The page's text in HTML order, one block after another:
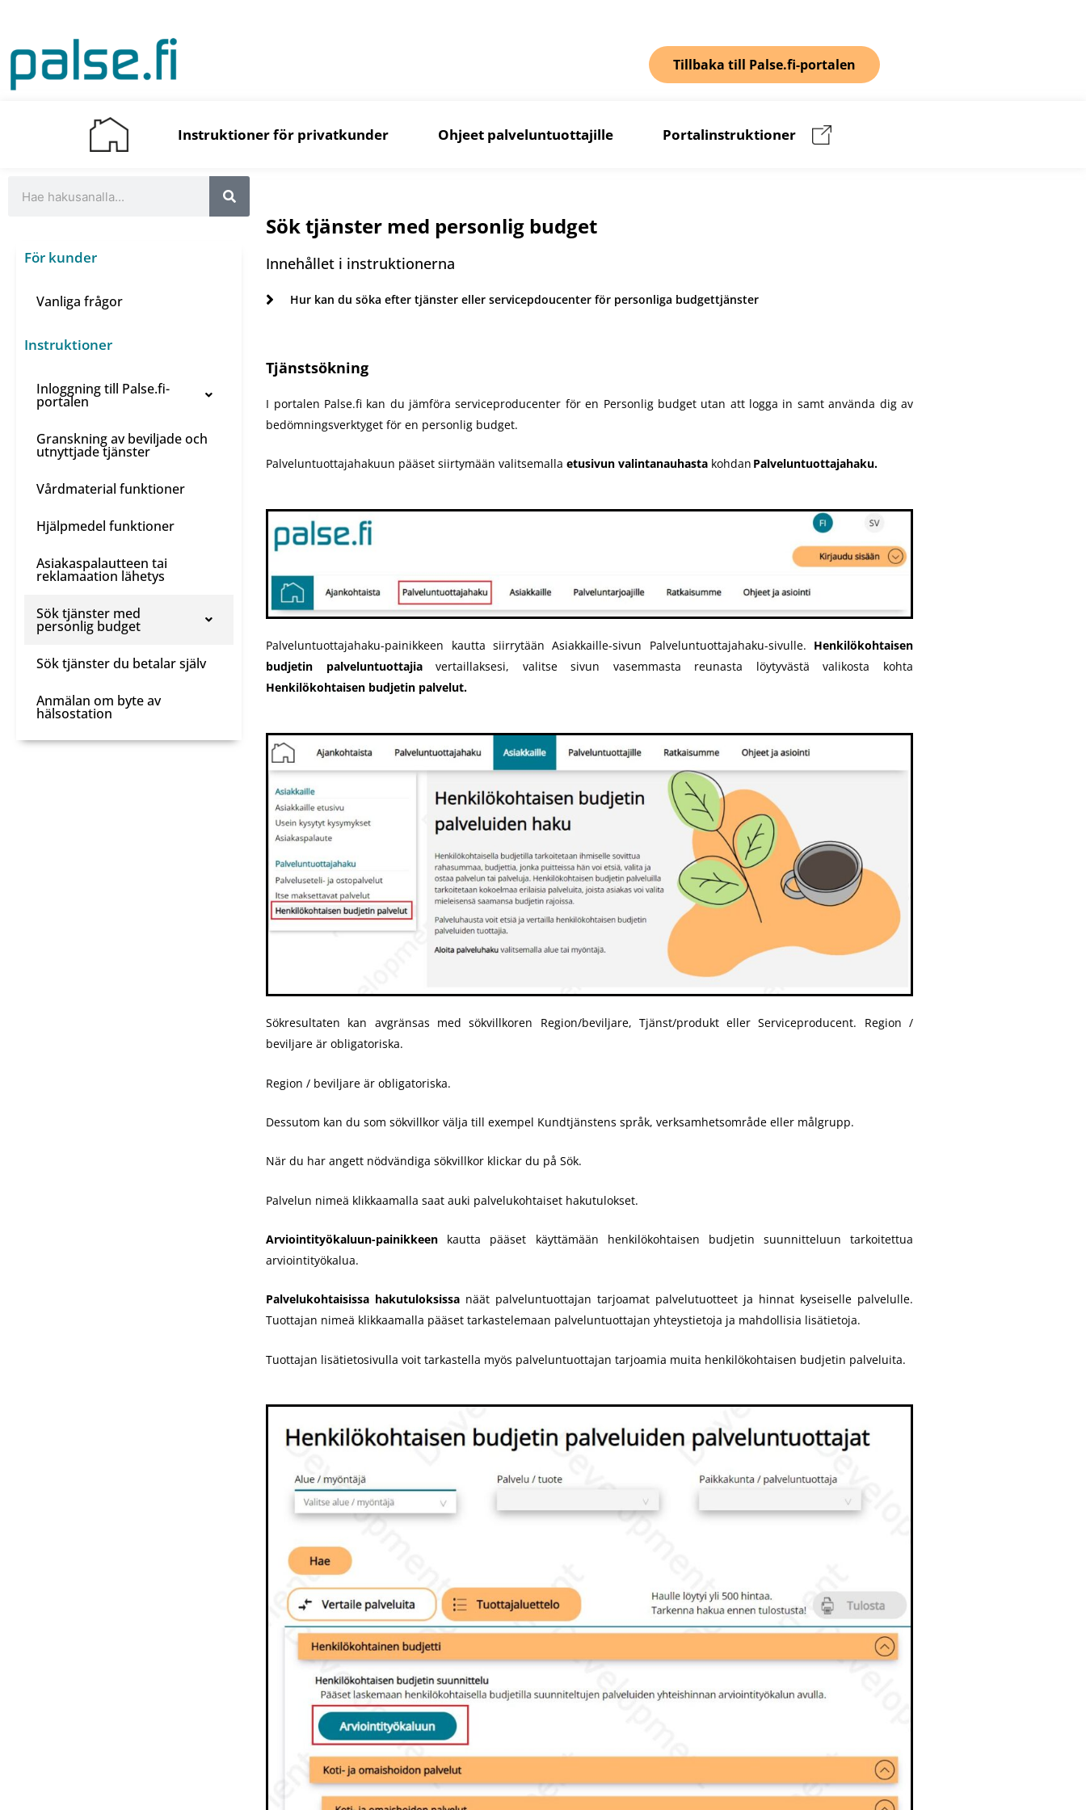
till
innehåll
Tillbaka till Palse.fi-portalen
Instruktioner för privatkunder Ohjeet palveluntuottajille Portalinstruktioner
För kunder
Vanliga frågor
Instruktioner
Inloggning till Palse.fi-
portalen
Granskning av beviljade och
utnyttjade tjänster
Vårdmaterial funktioner
Hjälpmedel funktioner
Asiakaspalautteen tai
reklamaation lähetys
Sök tjänster med
personlig budget
Sök tjänster du betalar själv
Anmälan om byte av
hälsostation
Sök tjänster med personlig budget
Innehållet i instruktionerna
Hur kan du söka efter tjänster eller servicepdoucenter för personliga budgettjänster
Tjänstsökning
I portalen Palse.fi kan du jämföra serviceproducenter för en Personlig budget utan att logga in samt använda dig av
bedömningsverktyget för en personlig budget.
Palveluntuottajahakuun pääset siirtymään valitsemalla etusivun valintanauhasta kohdan Palveluntuottajahaku.
Palveluntuottajahaku-painikkeen kautta siirrytään Asiakkaille-sivun Palveluntuottajahaku-sivulle. Henkilökohtaisen
budjetin palveluntuottajiavertaillaksesi, valitse sivun vasemmasta reunasta löytyvästä valikosta kohta
Henkilökohtaisen budjetin palvelut.
Sökresultaten kan avgränsas med sökvillkoren Region/beviljare, Tjänst/produkt eller Serviceproducent. Region /
beviljare är obligatoriska.
Region / beviljare är obligatoriska.
Dessutom kan du som sökvillkor välja till exempel Kundtjänstens språk, verksamhetsområde eller målgrupp.
När du har angett nödvändiga sökvillkor klickar du på Sök.
Palvelun nimeä klikkaamalla saat auki palvelukohtaiset hakutulokset.
Arviointityökaluun-painikkeen kautta pääset käyttämään henkilökohtaisen budjetin suunnitteluun tarkoitettua
arviointityökalua.
Palvelukohtaisissa hakutuloksissa näät palveluntuottajan tarjoamat palvelutuotteet ja hinnat kyseiselle palvelulle.
Tuottajan nimeä klikkaamalla pääset tarkastelemaan palveluntuottajan yhteystietoja ja mahdollisia lisätietoja.
Tuottajan lisätietosivulla voit tarkastella myös palveluntuottajan tarjoamia muita henkilökohtaisen budjetin palveluita.